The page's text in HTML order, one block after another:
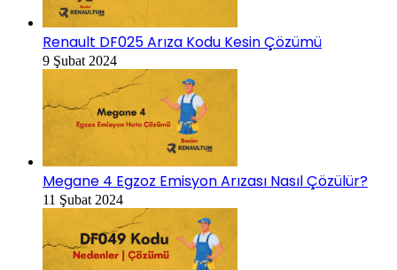
Renault DF025 Arıza Kodu Kesin Çözümü
9 Şubat 2024
Megane 4 Egzoz Emisyon Arızası Nasıl Çözülür?
11 Şubat 2024